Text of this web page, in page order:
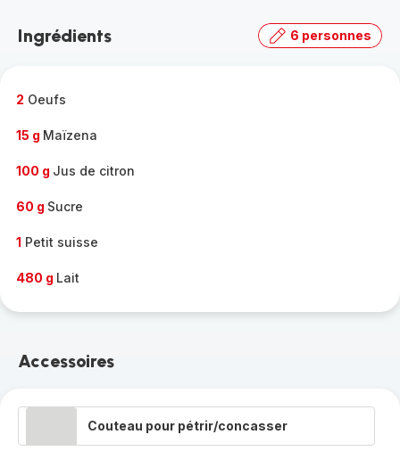
gamme
Ingrédients 6 personnes
2 Oeufs
15 g Maïzena
100 g Jus de citron
60 g Sucre
1 Petit suisse
480 g Lait
Accessoires
Couteau pour pétrir/concasser